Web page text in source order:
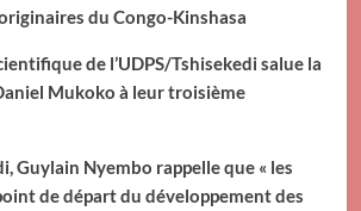
du Congo-Kinshasa
de l’UDPS/Tshisekedi salue la
Mukoko à leur troisième
Guylain Nyembo rappelle que « les
de départ du développement des